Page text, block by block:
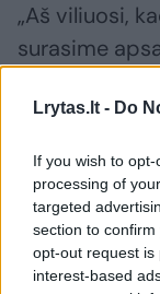
Lrytas.lt - Do
If you wish to
processing of
targeted
section to
opt-out request is
interest-based
„Aš viliuosi,
surasime
situacijoje.
Anot Seimo
Kovo 11-